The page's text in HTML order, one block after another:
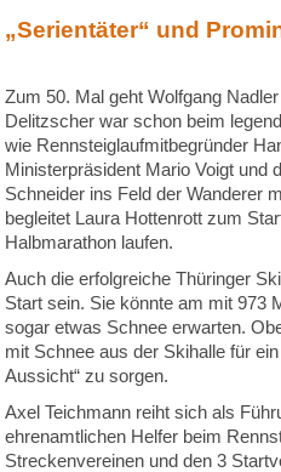
„Serientäter“ und
Zum 50. Mal geht Wolfgang
Delitzscher war schon beim
wie Rennsteiglaufmitbegründer
Ministerpräsident Mario Voigt und
Schneider ins Feld der Wanderer
begleitet Laura Hottenrott zum
Halbmarathon laufen.
Auch die erfolgreiche Thüringer
Start sein. Sie könnte am mit 973
sogar etwas Schnee erwarten.
mit Schnee aus der Skihalle für
Aussicht“ zu sorgen.
Axel Teichmann reiht sich als
ehrenamtlichen Helfer beim
Streckenvereinen und den 3